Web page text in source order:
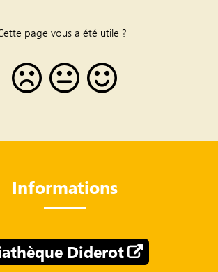
page vous a été utile ?
Informations
Diderot